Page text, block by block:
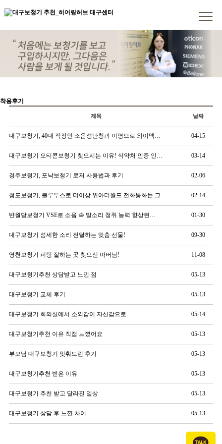
착용후기
제목 날짜
대구보청기, 40대 직장인 소음성난청과 이명으로 와이덱… 04-15
대구보청기 오티콘보청기 찾으시는 이유! 식약처 인증 인… 03-14
경주보청기, 포낙보청기 로저 사용법과 후기 02-06
청도보청기, 블루투스로 더이상 위아더월드 전화통화는 그… 02-14
반월당보청기 VSE로 소음 속 말소리 청취 능력 향상된… 01-30
대구보청기 섬세한 소리 전달하는 맞춤 선물! 09-30
영천보청기 피팅 잘하는 곳 찾으신 아버님! 11-08
대구보청기추천 상담받고 느낀 점 05-13
대구보청기 교체 후기 05-13
대구보청기 회의실에서 소외감이 자신감으로. 05-14
대구보청기추천 이유 직접 느꼈어요 05-13
부모님 대구보청기 맞춰드린 후기 05-13
대구보청기추천 받은 이유 05-13
대구보청기 추천 받고 달라진 일상 05-13
대구보청기 상담 후 느낀 차이 05-13